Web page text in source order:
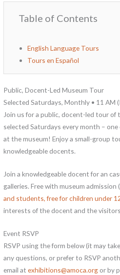
Table of Contents
English Language Tours
Tours en Español
Public, Docent-Led Museum Tour
Selected Saturdays, Monthly • 11 AM
Join us for a public, docent-led tour of
selected Saturdays every month –
at the museum! Enjoy a small-group
knowledgeable docents.
Join a knowledgeable docent for an
galleries. Free with museum admission (
and students, free for children under
interests of the docent and the
Event RSVP
RSVP using the form below (it may
any questions, or prefer to RSVP
email atexhibitions@amoca.org or by